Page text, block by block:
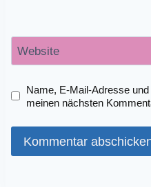
Website
Name, E-Mail-Adresse
meinen nächsten